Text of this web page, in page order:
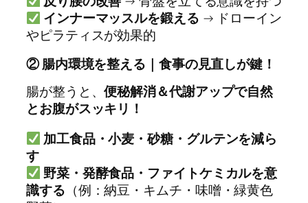
インナーマッスルを鍛える → ドローイン
やピラティスが効果的
② 腸内環境を整える｜食事の見直しが鍵！
腸が整うと、便秘解消＆代謝アップで自然
とお腹がスッキリ！
加工食品・小麦・砂糖・グルテンを減ら
す
野菜・発酵食品・ファイトケミカルを意
識する （例：納豆・キムチ・味噌・緑黄色